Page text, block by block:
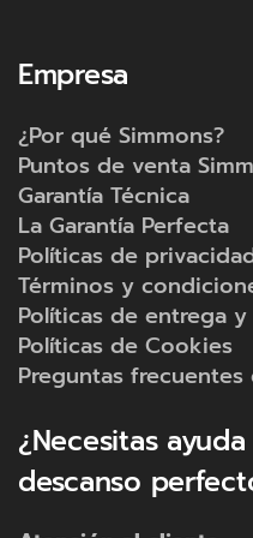
Preguntas
Colchón Erica
¿Qué tan firme es
de Simmons?
Este colchón ofrece
para quienes
durante el descanso.
asegura un soporte
manteniendo la
columna. Es perfecto
descanso reparador
para tu descanso y
profundo y reparador!
¿Qué tecnología
soporte?
Empresa
¿Por qué Simmons?
Puntos de venta
Garantía Técnica
La Garantía Perfecta
Políticas de
Términos y
Políticas de entrega
Políticas de Cookies
Preguntas
¿Necesitas
descanso